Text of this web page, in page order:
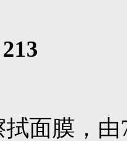
213
面膜，